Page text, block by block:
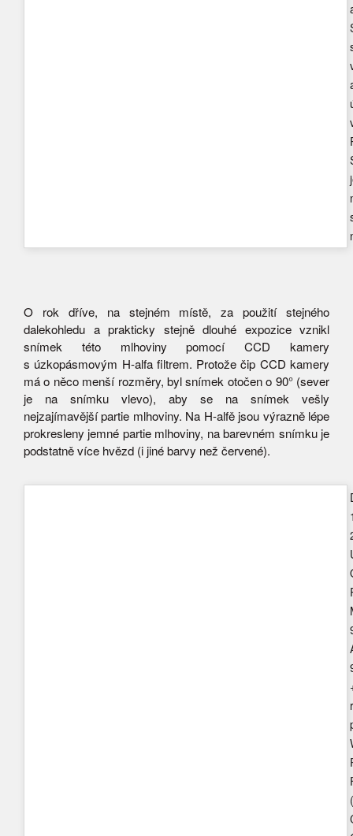
O rok dříve, na stejném místě, za použití stejného
dalekohledu a prakticky stejně dlouhé expozice vznikl
snímek této mlhoviny pomocí CCD kamery
s úzkopásmovým H-alfa filtrem. Protože čip CCD kamery
má o něco menší rozměry, byl snímek otočen o 90° (sever
je na snímku vlevo), aby se na snímek vešly
nejzajímavější partie mlhoviny. Na H-alfě jsou výrazně lépe
prokresleny jemné partie mlhoviny, na barevném snímku je
podstatně více hvězd (i jiné barvy než červené).